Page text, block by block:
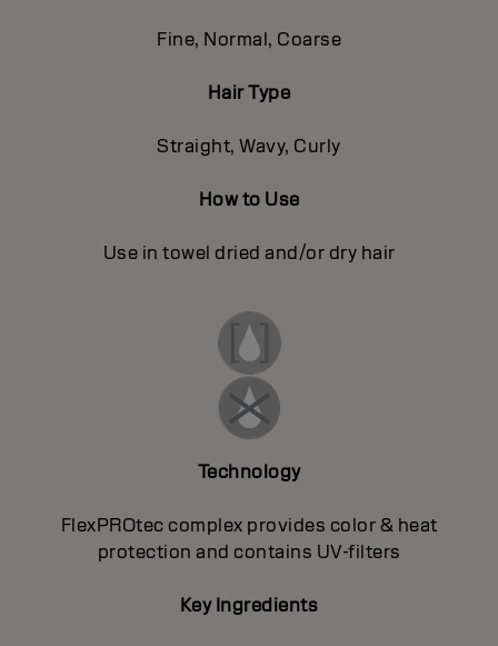
Fine, Normal, Coarse
Hair Type
Straight, Wavy, Curly
How to Use
Use in towel dried and/or dry hair
Technology
FlexPROtec complex provides color & heat
protection and contains UV-filters
Key Ingredients